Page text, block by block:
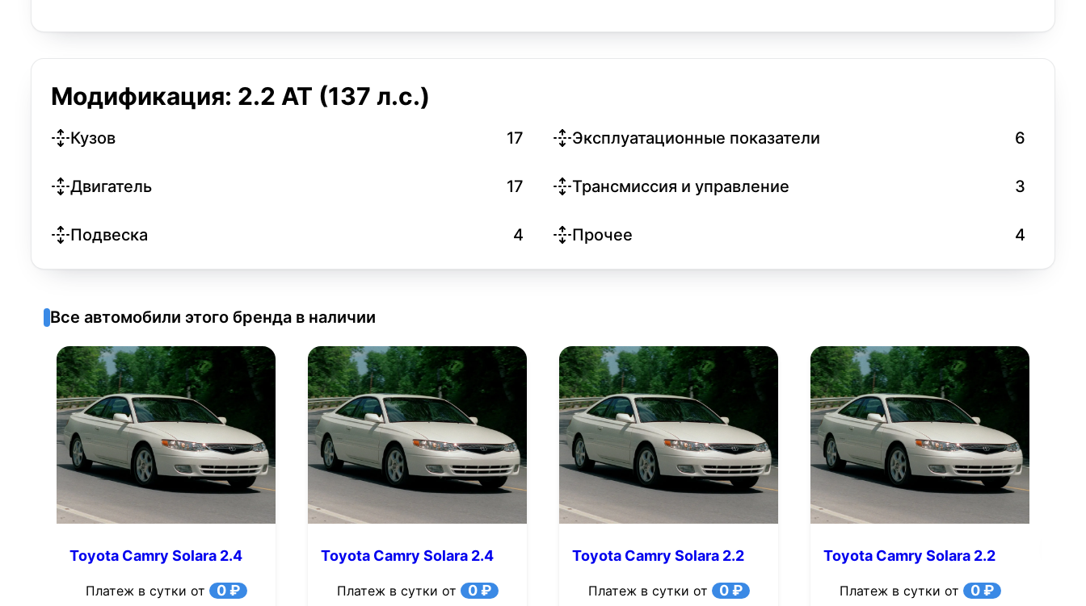
Модификация: 2.2 AT (137 л.с.)
Кузов 17 Эксплуатационные показатели 6
Двигатель 17 Трансмиссия и управление 3
Подвеска 4 Прочее 4
Все автомобили этого бренда в наличии
Toyota Camry Solara 2.4
Платеж в сутки от 0 ₽
Toyota Camry Solara 2.4
Платеж в сутки от 0 ₽
Toyota Camry Solara 2.2
Платеж в сутки от 0 ₽
Toyota Camry Solara 2.2
Платеж в сутки от 0 ₽